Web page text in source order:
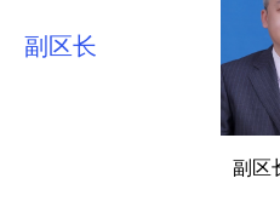
副区长
副区